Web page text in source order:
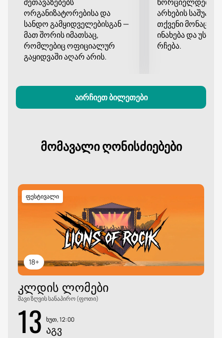
ორგანიზატორებისა და
სანდო გამყიდველებისგან —
მათ შორის იმათსაც,
რომლებიც ოფიციალურ
გაყიდვაში აღარ არის.
არხების
თქვენი
ინახება და
რჩება.
აირჩიეთ ბილეთები
მომავალი ღონისძიებები
18+
ფესტივალი
ᲙᲚᲓᲘᲡ ᲚᲝᲛᲔᲑᲘ
შავი ზღვის სანაპირო (ფოთი)
13 ხუთ, 12:00
ᲐᲒᲕ